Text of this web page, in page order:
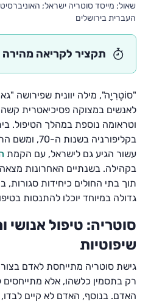
שאול; מייסד סוטריה ישראל;
העברית בירושלים
תקציר לקריאה מהירה
"סוֹטֶרִיָה", מילה יוונית שפירושה
לאנשים במצוקה פסיכיאטרית
וטראומה נוספת במהלך הטיפול.
בקליפורניה
עשור הגיע גם לישראל, עם הקמת
בקהילה. בשנתיים האחרונות
תוך בתי החולים כיחידות
גדולה במיוחד יוכלו להתנסות
סוטריה: טיפול אנושי
שיפוטיות
גישת סוטריה מתייחסת לאדם
רק בתסמין כלשהו, אלא מתייחסים
האדם. בנוסף, האדם לא קיים